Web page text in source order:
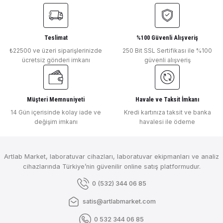
Tükendi
LEVENHUK 400M Monoküler Mikroskop - 75419
LEVENHUK
Teslimat
₺22500 ve üzeri siparişlerinizde
ücretsiz gönderi imkanı
%100 Güvenli Alışveriş
250 Bit SSL Sertifikası ile %100
güvenli alışveriş
Müşteri Memnuniyeti
14 Gün içerisinde kolay iade ve
değişim imkanı
Havale ve Taksit İmkanı
Kredi kartınıza taksit ve banka
havalesi ile ödeme
Artlab Market, laboratuvar cihazları, laboratuvar ekipmanları ve analiz
cihazlarında Türkiye’nin güvenilir online satış platformudur.
0 (532) 344 06 85
satis@artlabmarket.com
0 532 344 06 85